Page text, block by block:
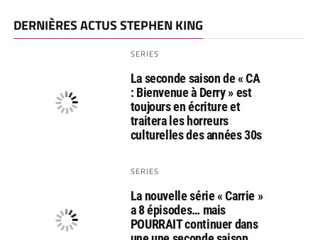
DERNIÈRES ACTUS STEPHEN KING
SERIES
La seconde saison de « CA
: Bienvenue à Derry » est
toujours en écriture et
traitera les horreurs
culturelles des années 30s
SERIES
La nouvelle série « Carrie »
a 8 épisodes… mais
POURRAIT continuer dans